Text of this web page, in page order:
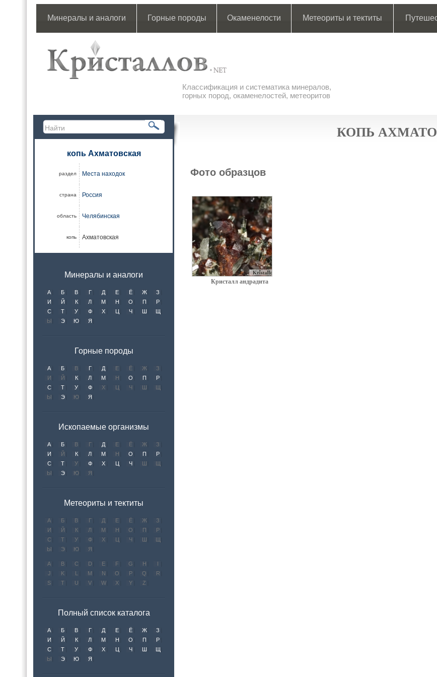
Минералы и аналоги Горные породы Окаменелости Метеориты и тектиты
Классификация и систематика минералов,
горных пород, окаменелостей, метеоритов
копь Ахматовская
раздел Места находок
страна Россия
область Челябинская
копь Ахматовская
Минералы и аналоги
А Б В Г Д Е Ё Ж
З
И
Й К Л М Н О П
Р
С
Т У Ф Х Ц Ч Ш
Щ
Ы
Э Ю Я
Горные породы
А Б В Г Д Е Ё Ж
З
И
Й К Л М Н О П
Р
С
Т У Ф Х Ц Ч Ш
Щ
Ы
Э Ю Я
Ископаемые организмы
А Б В Г Д Е Ё Ж
З
И
Й К Л М Н О П
Р
С
Т У Ф Х Ц Ч Ш
Щ
Ы
Э Ю Я
Метеориты и тектиты
А Б В Г Д Е Ё Ж
З
И
Й К Л М Н О П
Р
С
Т У Ф Х Ц Ч Ш
Щ
Ы
Э Ю Я
A B C D E F G H
I
J
K L M N O P Q
R
S
T U V W X Y Z
Полный список каталога
А Б В Г Д Е Ё Ж
З
И
Й К Л М Н О П
Р
С
Т У Ф Х Ц Ч Ш
Щ
Ы
Э Ю Я
КОПЬ
Фото образцов
Кристалл андрадита